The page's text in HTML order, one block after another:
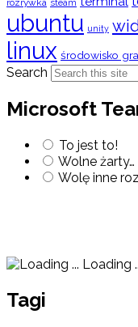
steam
ubuntu unity
linux środowisko
Search
Microsoft
To jest to!
Wolne żarty…
Wolę inne
Loading
Tagi